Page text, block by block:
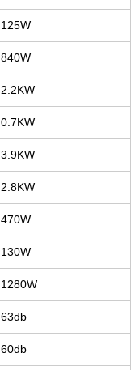
125W
840W
2.2KW
0.7KW
3.9KW
2.8KW
470W
130W
1280W
63db
60db